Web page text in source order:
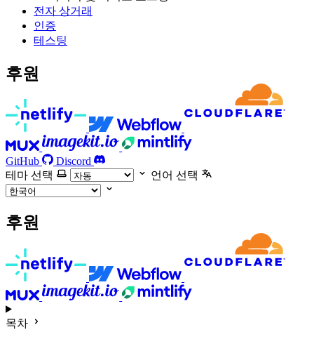
전자 상거래
인증
테스팅
후원
GitHub
Discord
테마 선택
언어 선택
후원
목차